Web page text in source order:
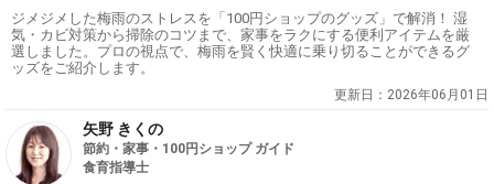
ジメジメした梅雨のストレスを「100円ショップのグッズ」で解消！ 湿
気・カビ対策から掃除のコツまで、家事をラクにする便利アイテムを厳
選しました。プロの視点で、梅雨を賢く快適に乗り切ることができるグ
ッズをご紹介します。
更新日： 2026年06月01日
矢野 きくの
節約・家事・100円ショップ ガイド
食育指導士